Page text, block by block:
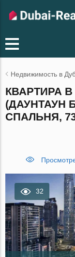
Недвижимость в
КВАРТИРА
(ДАУНТАУН
СПАЛЬНЯ,
32